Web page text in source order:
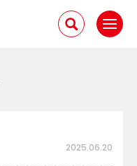
2025.06.20